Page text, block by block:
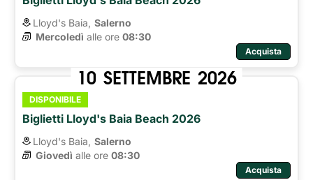
Lloyd's Baia, Salerno
Mercoledì alle ore 08:30
Acquista
10 SETTEMBRE 2026
DISPONIBILE
Biglietti Lloyd's Baia Beach 2026
Lloyd's Baia, Salerno
Giovedì alle ore 08:30
Acquista